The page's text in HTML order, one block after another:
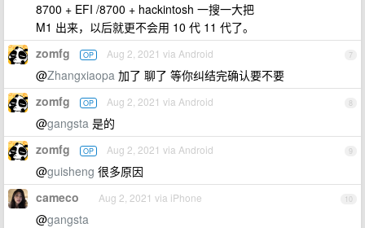
8700 + EFI /8700 + hackintosh 一搜一大把
M1 出来，以后就更不会用 10 代 11 代了。
7
zomfg OP Aug 2, 2021 via Android
@Zhangxiaopa 加了 聊了 等你纠结完确认要不要
8
zomfg OP Aug 2, 2021 via Android
@gangsta 是的
9
zomfg OP Aug 2, 2021 via Android
@guisheng 很多原因
10
cameco Aug 2, 2021 via iPhone
@gangsta